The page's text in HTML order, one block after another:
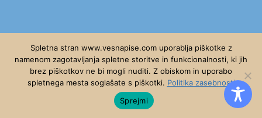
© 2026 - WordPress Theme byKadence WP
Spletna stran www.vesnapise.com uporablja piškotke z
namenom zagotavljanja spletne storitve in funkcionalnosti, ki jih
brez piškotkov ne bi mogli nuditi. Z obiskom in uporabo
spletnega mesta soglašate s piškotki. Politika zasebnosti
Sprejmi